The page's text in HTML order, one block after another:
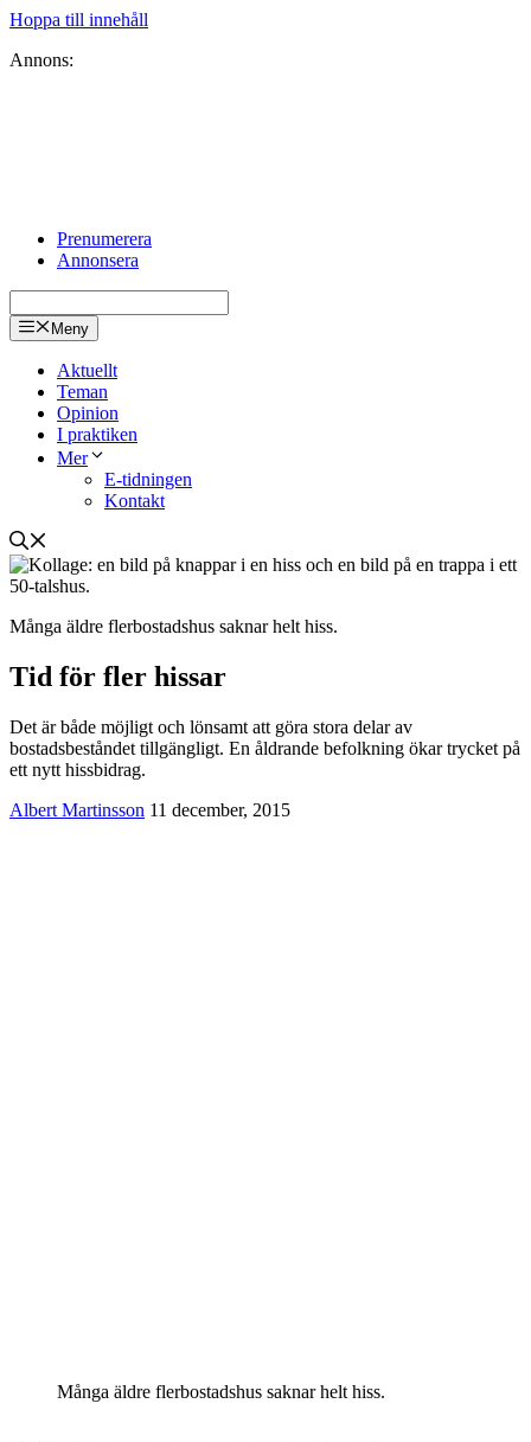
Hoppa till innehåll
Annons:
Prenumerera
Annonsera
Meny
Aktuellt
Teman
Opinion
I praktiken
Mer
E-tidningen
Kontakt
Många äldre flerbostadshus saknar helt hiss.
Tid för fler hissar
Det är både möjligt och lönsamt att göra stora delar av
bostadsbeståndet tillgängligt. En åldrande befolkning ökar trycket på
ett nytt hissbidrag.
Albert Martinsson 11 december, 2015
Många äldre flerbostadshus saknar helt hiss.